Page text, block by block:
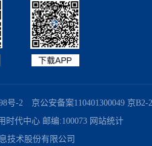
号-2
京公安备案110401300049 京B2-
时代中心 邮编:100073 网站统计
技术股份有限公司